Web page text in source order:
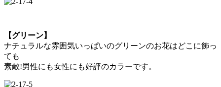
【グリーン】
ナチュラルな雰囲気いっぱいのグリーンのお花はどこに飾っ
ても
素敵!男性にも女性にも好評のカラーです。